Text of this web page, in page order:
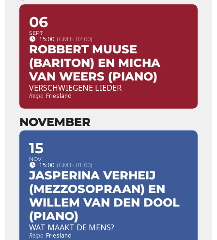
06
SEPT
15:00 (GMT+02:00)
ROBBERT MUUSE
(BARITON) EN MICHA
VAN WEERS (PIANO)
VERSCHWIEGENE LIEDER
Regio Friesland
NOVEMBER
15
NOV
15:00 (GMT+01:00)
JASPERINA VERHEIJ
(MEZZOSOPRAAN) EN
WILLEM VAN DEN DOOL
(PIANO)
WAT MAAKT DE MENS?
Regio Friesland